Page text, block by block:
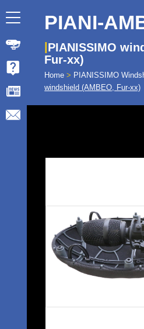
PIANI-
PIANISSIMO
Fur-xx)
Home > PIANISSIMO
windshield (AMBEO, Fur-xx)